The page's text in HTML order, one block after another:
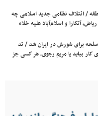
/ ائتلاف نظامی جدید اسلامی چه
آنکارا و اسلام‌آباد علیه خلاء
برای شورش در ایران شد / تد
بیاید یا مریم رجوی، هر کسی جز